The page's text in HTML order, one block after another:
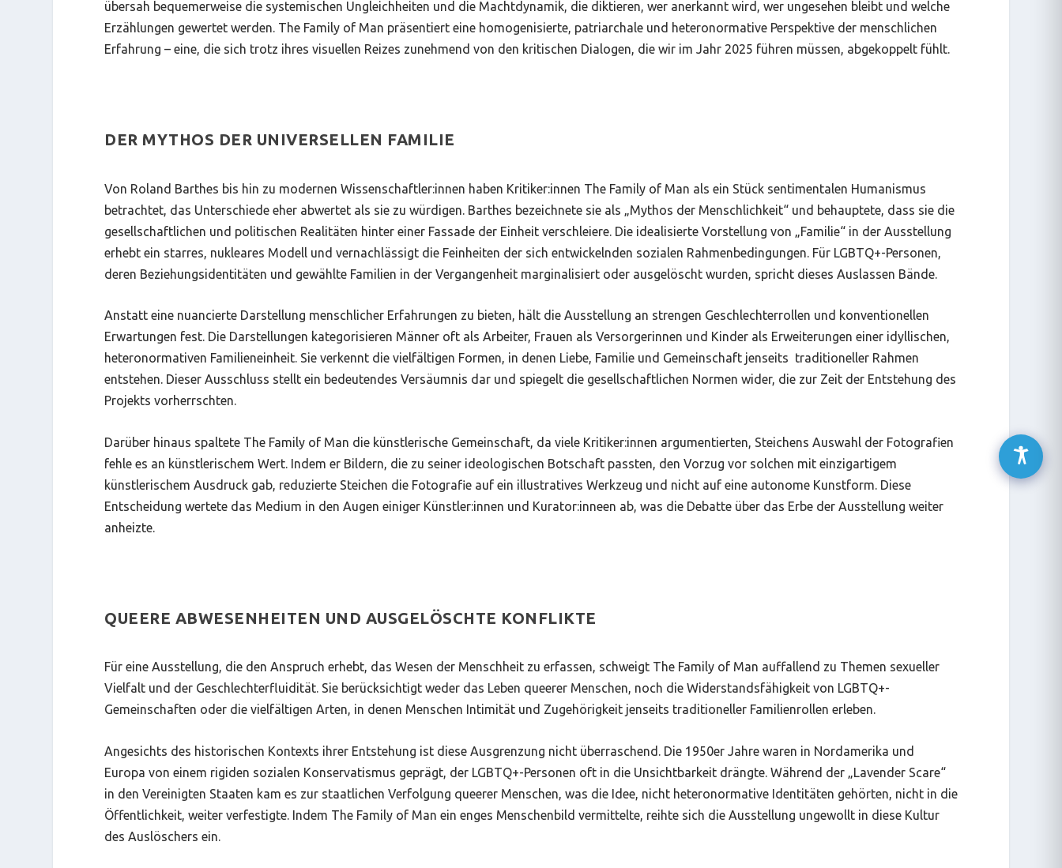
übersah bequemerweise die systemischen Ungleichheiten und die Machtdynamik, die diktieren, wer anerkannt wird, wer ungesehen bleibt und welche
Erzählungen gewertet werden. The Family of Man präsentiert eine homogenisierte, patriarchale und heteronormative Perspektive der menschlichen
Erfahrung – eine, die sich trotz ihres visuellen Reizes zunehmend von den kritischen Dialogen, die wir im Jahr 2025 führen müssen, abgekoppelt fühlt.
DER MYTHOS DER UNIVERSELLEN FAMILIE
Von Roland Barthes bis hin zu modernen Wissenschaftler:innen haben Kritiker:innen The Family of Man als ein Stück sentimentalen Humanismus
betrachtet, das Unterschiede eher abwertet als sie zu würdigen. Barthes bezeichnete sie als „Mythos der Menschlichkeit“ und behauptete, dass sie die
gesellschaftlichen und politischen Realitäten hinter einer Fassade der Einheit verschleiere. Die idealisierte Vorstellung von „Familie“ in der Ausstellung
erhebt ein starres, nukleares Modell und vernachlässigt die Feinheiten der sich entwickelnden sozialen Rahmenbedingungen. Für LGBTQ+-Personen,
deren Beziehungsidentitäten und gewählte Familien in der Vergangenheit marginalisiert oder ausgelöscht wurden, spricht dieses Auslassen Bände.
Anstatt eine nuancierte Darstellung menschlicher Erfahrungen zu bieten, hält die Ausstellung an strengen Geschlechterrollen und konventionellen
Erwartungen fest. Die Darstellungen kategorisieren Männer oft als Arbeiter, Frauen als Versorgerinnen und Kinder als Erweiterungen einer idyllischen,
heteronormativen Familieneinheit. Sie verkennt die vielfältigen Formen, in denen Liebe, Familie und Gemeinschaft jenseits traditioneller Rahmen
entstehen. Dieser Ausschluss stellt ein bedeutendes Versäumnis dar und spiegelt die gesellschaftlichen Normen wider, die zur Zeit der Entstehung des
Projekts vorherrschten.
Darüber hinaus spaltete The Family of Man die künstlerische Gemeinschaft, da viele Kritiker:innen argumentierten, Steichens Auswahl der Fotografien
fehle es an künstlerischem Wert. Indem er Bildern, die zu seiner ideologischen Botschaft passten, den Vorzug vor solchen mit einzigartigem
künstlerischem Ausdruck gab, reduzierte Steichen die Fotografie auf ein illustratives Werkzeug und nicht auf eine autonome Kunstform. Diese
Entscheidung wertete das Medium in den Augen einiger Künstler:innen und Kurator:inneen ab, was die Debatte über das Erbe der Ausstellung weiter
anheizte.
QUEERE ABWESENHEITEN UND AUSGELÖSCHTE KONFLIKTE
Für eine Ausstellung, die den Anspruch erhebt, das Wesen der Menschheit zu erfassen, schweigt The Family of Man auffallend zu Themen sexueller
Vielfalt und der Geschlechterfluidität. Sie berücksichtigt weder das Leben queerer Menschen, noch die Widerstandsfähigkeit von LGBTQ+-
Gemeinschaften oder die vielfältigen Arten, in denen Menschen Intimität und Zugehörigkeit jenseits traditioneller Familienrollen erleben.
Angesichts des historischen Kontexts ihrer Entstehung ist diese Ausgrenzung nicht überraschend. Die 1950er Jahre waren in Nordamerika und
Europa von einem rigiden sozialen Konservatismus geprägt, der LGBTQ+-Personen oft in die Unsichtbarkeit drängte. Während der „Lavender Scare“
in den Vereinigten Staaten kam es zur staatlichen Verfolgung queerer Menschen, was die Idee, nicht heteronormative Identitäten gehörten, nicht in die
Öffentlichkeit, weiter verfestigte. Indem The Family of Man ein enges Menschenbild vermittelte, reihte sich die Ausstellung ungewollt in diese Kultur
des Auslöschers ein.